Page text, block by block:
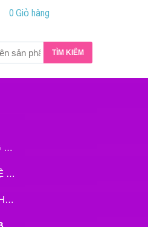
0 Giỏ hàng
TÌM KIẾM
VĂN PHÒNG PHẨM
DỤNG CỤ VỆ SINH
DỤNG CỤ NHÀ BẾP